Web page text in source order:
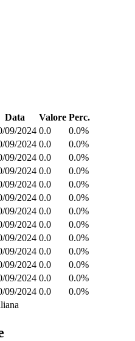
Data Valore Perc.
09/2024 0.0
0.0%
09/2024 0.0
0.0%
09/2024 0.0
0.0%
09/2024 0.0
0.0%
09/2024 0.0
0.0%
09/2024 0.0
0.0%
09/2024 0.0
0.0%
09/2024 0.0
0.0%
09/2024 0.0
0.0%
09/2024 0.0
0.0%
09/2024 0.0
0.0%
09/2024 0.0
0.0%
09/2024 0.0
0.0%